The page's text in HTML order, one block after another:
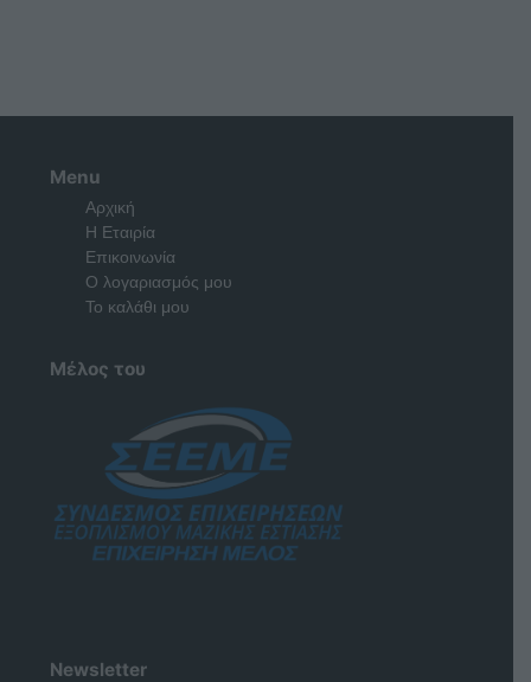
Menu
Αρχική
Η Εταιρία
Επικοινωνία
Ο λογαριασμός μου
Το καλάθι μου
Μέλος του
Newsletter